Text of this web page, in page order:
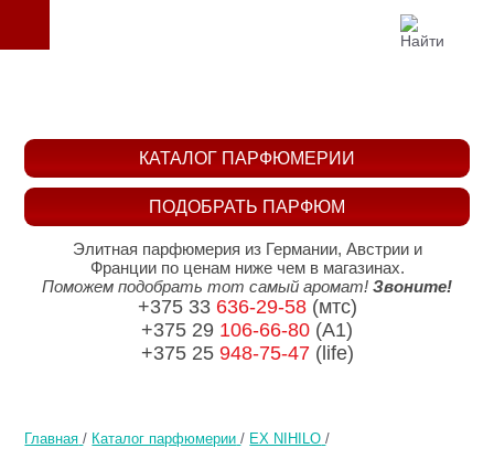
Главная / Каталог парфюмерии / EX NIHILO /
ПОДОБРАТЬ ПАРФЮМ
КАТАЛОГ ПАРФЮМЕРИИ
Элитная парфюмерия из Германии, Австрии и
Франции по ценам ниже чем в магазинах.
Поможем подобрать тот самый аромат! Звоните!
+375 33 636-29-58(мтс)
+375 29 106-66-80 (A1)
+375 25 948-75-47(life)